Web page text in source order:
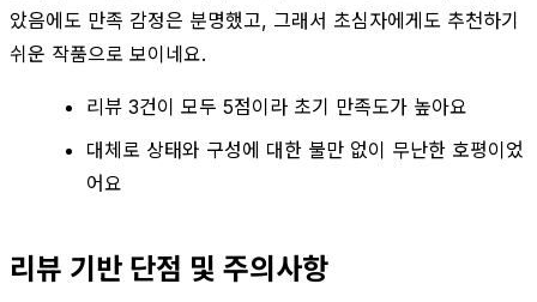
았음에도 만족 감정은 분명했고, 그래서 초심자에게도 추천하기
쉬운 작품으로 보이네요.
리뷰 3건이 모두 5점이라 초기 만족도가 높아요
대체로 상태와 구성에 대한 불만 없이 무난한 호평이었
어요
리뷰 기반 단점 및 주의사항